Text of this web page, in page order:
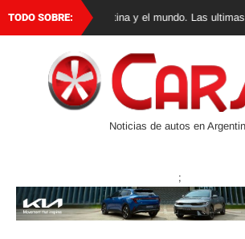
TODO SOBRE:
0 km en Argentina y el mundo. Las ultimas
Noticias de autos en
;